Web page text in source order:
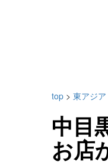
top > 東アジ
中目
お店